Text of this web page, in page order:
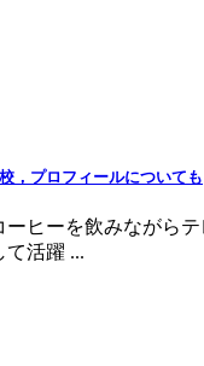
，プロフィールについても
ヒーを飲みながら
活躍 ...